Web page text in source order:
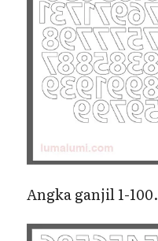
Angka ganjil 1-100.